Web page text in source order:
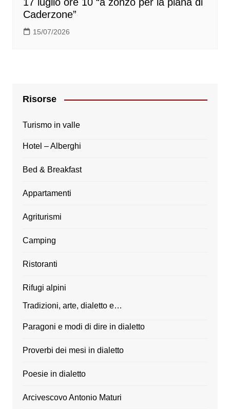
Caderzone”
15/07/2026
Risorse
Turismo in valle
Hotel – Alberghi
Bed & Breakfast
Appartamenti
Agriturismi
Camping
Ristoranti
Rifugi alpini
Tradizioni, arte, dialetto e…
Paragoni e modi di dire in dialetto
Proverbi dei mesi in dialetto
Poesie in dialetto
Arcivescovo Antonio Maturi